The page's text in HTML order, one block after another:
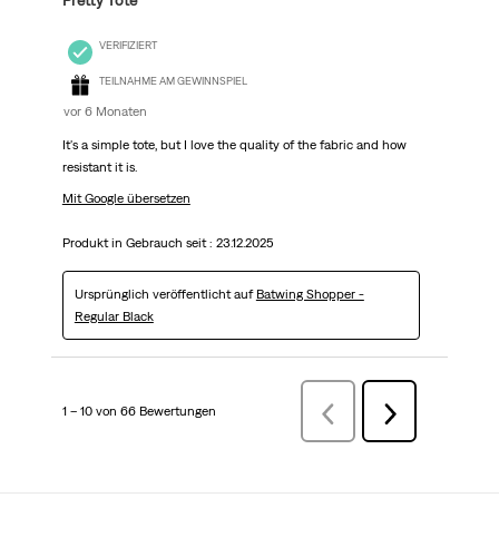
VERIFIZIERT
TEILNAHME AM GEWINNSPIEL
vor 6 Monaten
It's a simple tote, but I love the quality of the fabric and how
resistant it is.
Mit Google übersetzen
Produkt in Gebrauch seit : 23.12.2025
Ursprünglich veröffentlicht auf Batwing Shopper -
Regular Black
1 – 10 von 66 Bewertungen ZurückBewertungen
Weiter
Bewertungen